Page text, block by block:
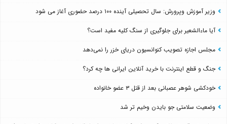
وزیر آموزش وپرورش: سال تحصیلی آینده ۱۰۰ درصد حضوری آغاز می شود
آیا ماءالشعیر برای جلوگیری از سنگ کلیه مفید است؟
مجلس اجازه تصویب کنوانسیون دریای خزر را نمی‌دهد
جنگ و قطع اینترنت با خرید آنلاین ایرانی ها چه کرد؟
خودکشی شوهر عصبانی بعد از قتل ۳ عضو خانواده
وضعیت سلامتی جو بایدن وخیم تر شد